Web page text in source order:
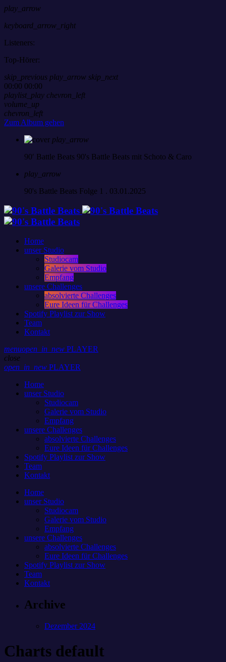
play_arrow
keyboard_arrow_right
Listeners:
Top-Hörer:
skip_previous play_arrow skip_next
00:00 00:00
playlist_play chevron_left
volume_up
chevron_left
Zum Album gehen
play_arrow
90′ Battle Beats 90's Battle Beats mit Schoto & Caro
play_arrow
90's Battle Beats Folge 1 . 03.01.2025
Home
unser Studio
Studiocam
Galerie vom Studio
Empfang
unsere Challenges
absolvierte Challenges
Eure Ideen für Challenges
Spotify Playlist zur Show
Team
Kontakt
menuopen_in_new PLAYER
close
open_in_new PLAYER
Home
unser Studio
Studiocam
Galerie vom Studio
Empfang
unsere Challenges
absolvierte Challenges
Eure Ideen für Challenges
Spotify Playlist zur Show
Team
Kontakt
Home
unser Studio
Studiocam
Galerie vom Studio
Empfang
unsere Challenges
absolvierte Challenges
Eure Ideen für Challenges
Spotify Playlist zur Show
Team
Kontakt
Archive
Dezember 2024
Charts default